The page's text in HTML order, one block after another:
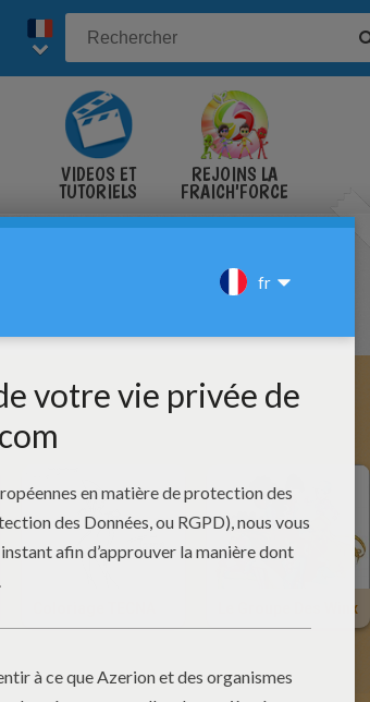
VIDÉOS ET
TUTORIELS
REJOINS LA
FRAICH'FORCE
Le Groupe Des Winx